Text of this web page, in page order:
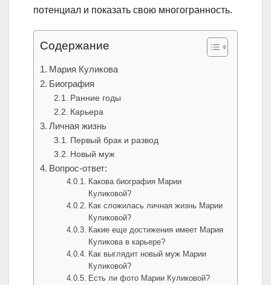
потенциал и показать свою многогранность.
Содержание
Мария Куликова
Биография
Ранние годы
Карьера
Личная жизнь
Первый брак и развод
Новый муж
Вопрос-ответ:
Какова биография Марии
Куликовой?
Как сложилась личная жизнь Марии
Куликовой?
Какие еще достижения имеет Мария
Куликова в карьере?
Как выглядит новый муж Марии
Куликовой?
Есть ли фото Марии Куликовой?